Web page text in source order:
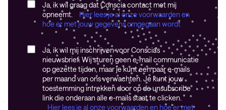
Ja, ik wil graag dat Conscia contact met mij
opneemt.
Hier lees je al onze voorwaarden en
hoe er met jouw gegevens omgegaan wordt
Ja, ik wil mij inschrijven voor Conscia's
nieuwsbrief. Wij sturen geen e-mail communicatie
op gezette tijden, maar je kunt een paar e-mails
per maand van ons verwachten. Je kunt jouw
toestemming intrekken door op de unsubscribe
link die onderaan alle e-mails staat te clicken.
Hier lees je al onze voorwaarden en hoe er met